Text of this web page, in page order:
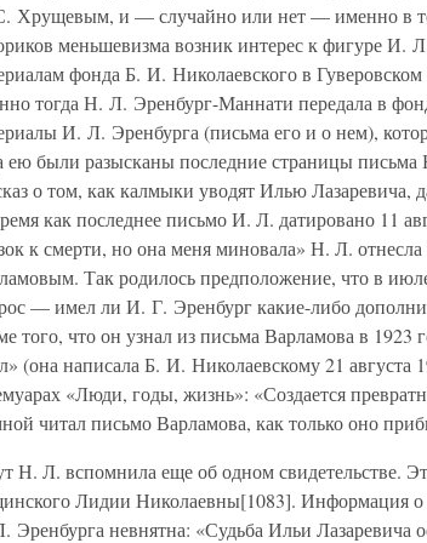
Хрущевым, и — случайно или нет — именно в
меньшевизма возник интерес к фигуре И.
фонда Б. И. Николаевского в
тогда Н. Л. Эренбург-Маннати передала в
И. Л. Эренбурга (письма его и о нем),
ею были разысканы последние страницы
о том, как калмыки уводят Илью Лазаревича,
как последнее письмо И. Л. датировано 11
к смерти, но она меня миновала» Н. Л.
Так родилось предположение, что в
— имел ли И. Г. Эренбург какие-либо
того, что он узнал из письма Варламова в
(она написала Б. И. Николаевскому 21 августа
«Люди, годы, жизнь»: «Создается
читал письмо Варламова, как только оно
Н. Л. вспомнила еще об одном свидетельстве.
Лидии Николаевны[1083]. Информация
Эренбурга невнятна: «Судьба Ильи Лазаревича